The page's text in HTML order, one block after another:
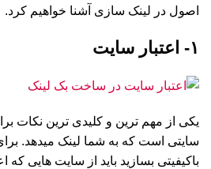
اصول در لینک سازی آشنا خواهیم کرد.
۱- اعتبار سایت
یکی از مهم ترین و کلیدی ترین نکات
سایتی است که به شما لینک میدهد. برای
باکیفیتی بسازید باید از سایت هایی که